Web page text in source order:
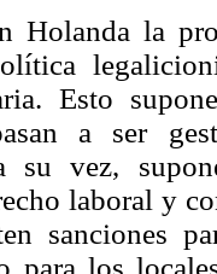
Holanda la
Esto
a ser
su vez,
laboral y
sanciones